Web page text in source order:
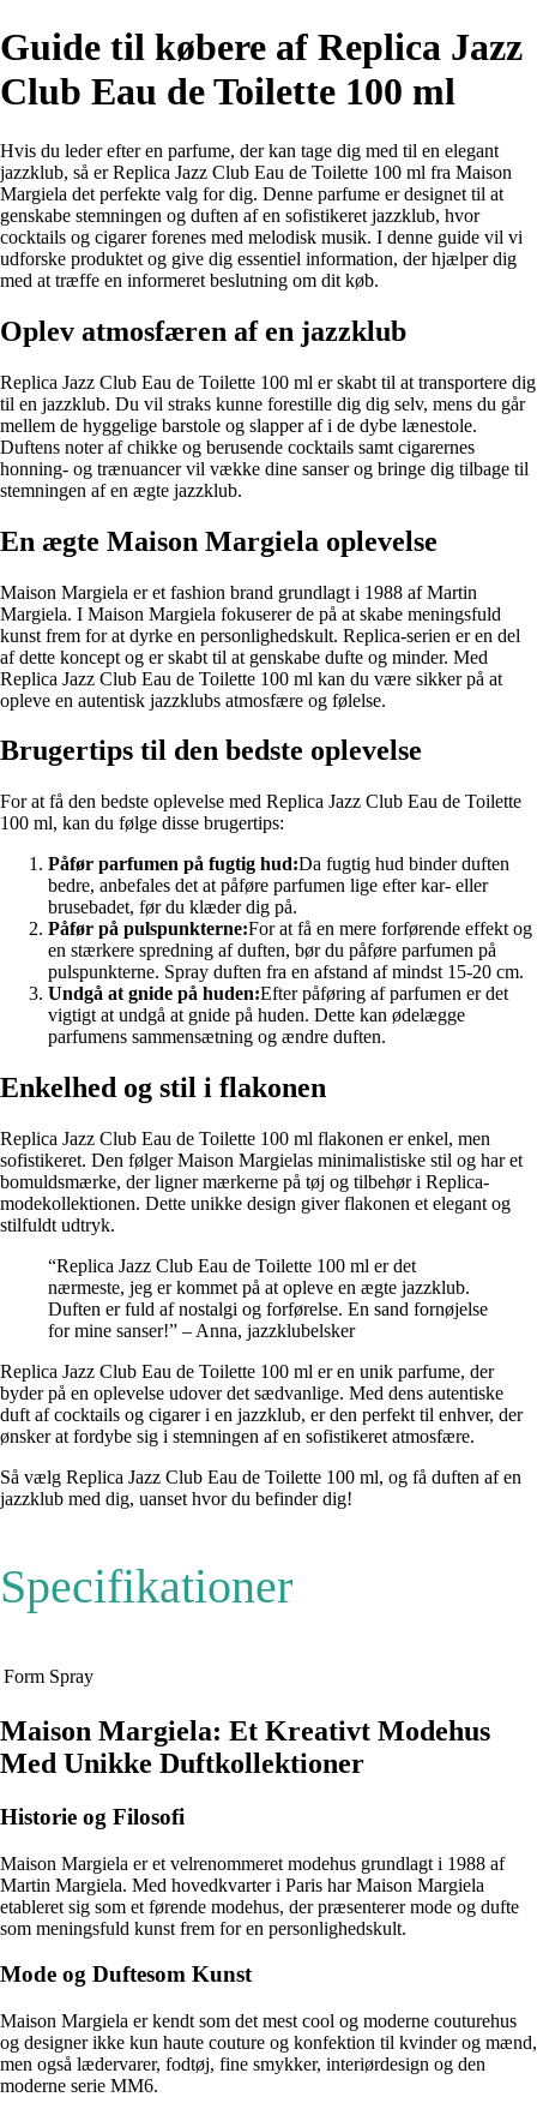
Guide til købere af Replica Jazz
Club Eau de Toilette 100 ml
Hvis du leder efter en parfume, der kan tage dig med til en elegant
jazzklub, så er Replica Jazz Club Eau de Toilette 100 ml fra Maison
Margiela det perfekte valg for dig. Denne parfume er designet til at
genskabe stemningen og duften af en sofistikeret jazzklub, hvor
cocktails og cigarer forenes med melodisk musik. I denne guide vil vi
udforske produktet og give dig essentiel information, der hjælper dig
med at træffe en informeret beslutning om dit køb.
Oplev atmosfæren af en jazzklub
Replica Jazz Club Eau de Toilette 100 ml er skabt til at transportere dig
til en jazzklub. Du vil straks kunne forestille dig dig selv, mens du går
mellem de hyggelige barstole og slapper af i de dybe lænestole.
Duftens noter af chikke og berusende cocktails samt cigarernes
honning- og trænuancer vil vække dine sanser og bringe dig tilbage til
stemningen af en ægte jazzklub.
En ægte Maison Margiela oplevelse
Maison Margiela er et fashion brand grundlagt i 1988 af Martin
Margiela. I Maison Margiela fokuserer de på at skabe meningsfuld
kunst frem for at dyrke en personlighedskult. Replica-serien er en del
af dette koncept og er skabt til at genskabe dufte og minder. Med
Replica Jazz Club Eau de Toilette 100 ml kan du være sikker på at
opleve en autentisk jazzklubs atmosfære og følelse.
Brugertips til den bedste oplevelse
For at få den bedste oplevelse med Replica Jazz Club Eau de Toilette
100 ml, kan du følge disse brugertips:
Påfør parfumen på fugtig hud:Da fugtig hud binder duften
bedre, anbefales det at påføre parfumen lige efter kar- eller
brusebadet, før du klæder dig på.
Påfør på pulspunkterne:For at få en mere forførende effekt og
en stærkere spredning af duften, bør du påføre parfumen på
pulspunkterne. Spray duften fra en afstand af mindst 15-20 cm.
Undgå at gnide på huden:Efter påføring af parfumen er det
vigtigt at undgå at gnide på huden. Dette kan ødelægge
parfumens sammensætning og ændre duften.
Enkelhed og stil i flakonen
Replica Jazz Club Eau de Toilette 100 ml flakonen er enkel, men
sofistikeret. Den følger Maison Margielas minimalistiske stil og har et
bomuldsmærke, der ligner mærkerne på tøj og tilbehør i Replica-
modekollektionen. Dette unikke design giver flakonen et elegant og
stilfuldt udtryk.
“Replica Jazz Club Eau de Toilette 100 ml er det
nærmeste, jeg er kommet på at opleve en ægte jazzklub.
Duften er fuld af nostalgi og forførelse. En sand fornøjelse
for mine sanser!” – Anna, jazzklubelsker
Replica Jazz Club Eau de Toilette 100 ml er en unik parfume, der
byder på en oplevelse udover det sædvanlige. Med dens autentiske
duft af cocktails og cigarer i en jazzklub, er den perfekt til enhver, der
ønsker at fordybe sig i stemningen af en sofistikeret atmosfære.
Så vælg Replica Jazz Club Eau de Toilette 100 ml, og få duften af en
jazzklub med dig, uanset hvor du befinder dig!
Specifikationer
Form Spray
Maison Margiela: Et Kreativt Modehus
Med Unikke Duftkollektioner
Historie og Filosofi
Maison Margiela er et velrenommeret modehus grundlagt i 1988 af
Martin Margiela. Med hovedkvarter i Paris har Maison Margiela
etableret sig som et førende modehus, der præsenterer mode og dufte
som meningsfuld kunst frem for en personlighedskult.
Mode og Duftesom Kunst
Maison Margiela er kendt som det mest cool og moderne couturehus
og designer ikke kun haute couture og konfektion til kvinder og mænd,
men også lædervarer, fodtøj, fine smykker, interiørdesign og den
moderne serie MM6.